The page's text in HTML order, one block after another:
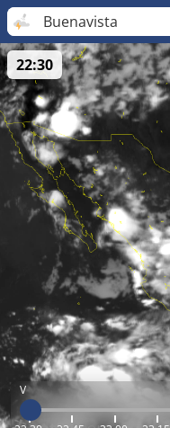
Buenavista
V
22:30